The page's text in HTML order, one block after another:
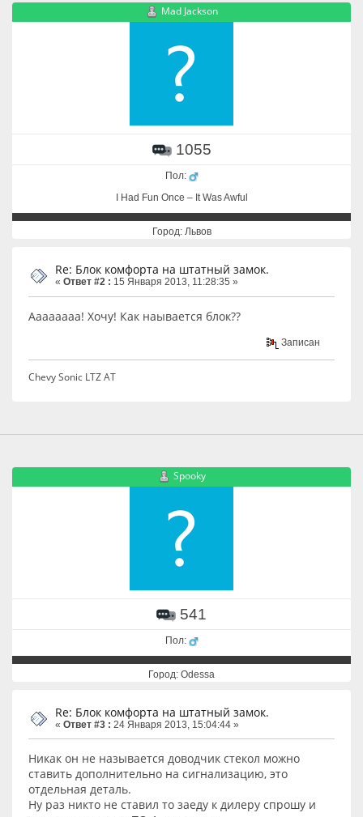
Mad Jackson
1055
Пол:
I Had Fun Once – It Was Awful
Город: Львов
Re: Блок комфорта на штатный замок.
« Ответ #2 : 15 Января 2013, 11:28:35 »
Аааааааа! Хочу! Как наывается блок??
Записан
Chevy Sonic LTZ AT
Spooky
541
Пол:
Город: Odessa
Re: Блок комфорта на штатный замок.
« Ответ #3 : 24 Января 2013, 15:04:44 »
Никак он не называется доводчик стекол можно
ставить дополнительно на сигнализацию, это
отдельная деталь.
Ну раз никто не ставил то заеду к дилеру спрошу и